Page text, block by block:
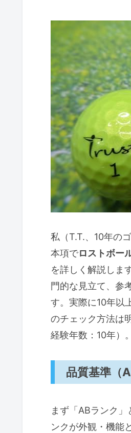
購入前に知
結論フ
メリッ
専門的
デメリ
購入の
こんな人に
練習用
ラウン
コース
デメリ
選び方と届
マーク方法
購入時の注
味）
まとめ：
T.T.
私（T.T.、10年の
本項でロストボー
を詳しく解説しま
門的な見立て、参
す。実際に10年以
のチェック方法は
経験年数：10年）。
品質基準（
まず「ABランク
ンクが外観・機能